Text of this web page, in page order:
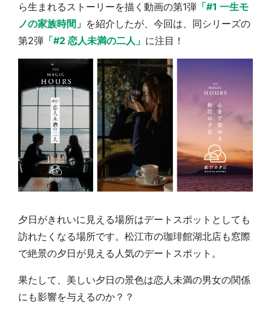
『薬屋のひとりごと』の〝舞〟の世界に入り込
む 六本木ヒルズ展望台でコラボ、本邦初公開
の「猫猫像」も【8／1～10／26】
もっとみる
ら生まれるストーリーを描く動画の第1弾 「#1 一生モ
ノの家族時間」 を紹介したが、今回は、同シリーズの
第2弾 「#2 恋人未満の二人」 に注目！
夕日がきれいに見える場所はデートスポットとしても
訪れたくなる場所です。松江市の珈琲館湖北店も窓際
で絶景の夕日が見える人気のデートスポット。
果たして、美しい夕日の景色は恋人未満の男女の関係
にも影響を与えるのか？？